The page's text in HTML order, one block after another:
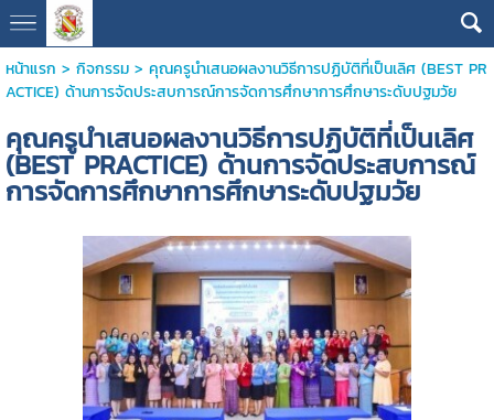
หน้าแรก > กิจกรรม> คุณครูนำเสนอผลงานวิธีการปฏิบัติที่เป็นเลิศ (BEST PR
ACTICE) ด้านการจัดประสบการณ์การจัดการศึกษาการศึกษาระดับปฐมวัย
คุณครูนำเสนอผลงานวิธีการปฏิบัติที่เป็นเลิศ
(BEST PRACTICE) ด้านการจัดประสบการณ์
การจัดการศึกษาการศึกษาระดับปฐมวัย